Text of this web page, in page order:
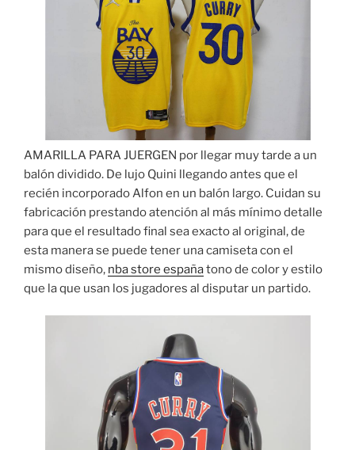
AMARILLA PARA JUERGEN por llegar muy tarde a un
balón dividido. De lujo Quini llegando antes que el
recién incorporado Alfon en un balón largo. Cuidan su
fabricación prestando atención al más mínimo detalle
para que el resultado final sea exacto al original, de
esta manera se puede tener una camiseta con el
mismo diseño, nba store españatono de color y estilo
que la que usan los jugadores al disputar un partido.